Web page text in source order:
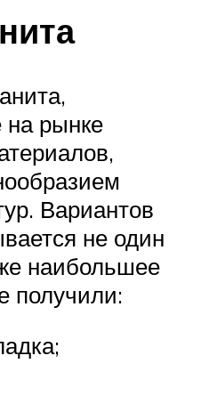
на рынке
Вариантов
не один
наибольшее
получили: